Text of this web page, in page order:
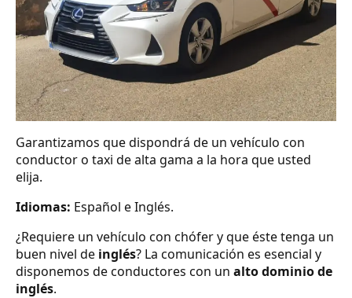
Garantizamos que dispondrá de un vehículo con
conductor o taxi de alta gama a la hora que usted
elija.
Idiomas: Español e Inglés.
¿Requiere un vehículo con chófer y que éste tenga un
buen nivel de inglés? La comunicación es esencial y
disponemos de conductores con un alto dominio de
inglés.